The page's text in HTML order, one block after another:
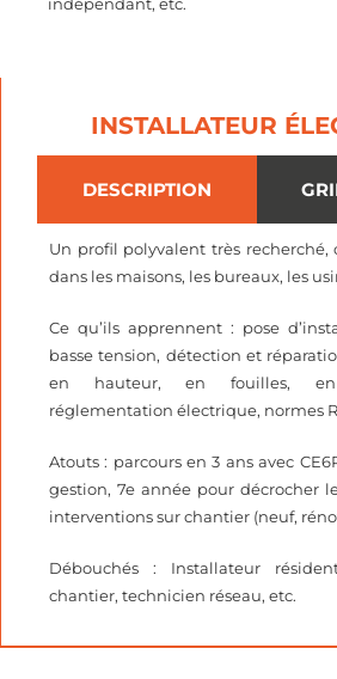
INSTALLATEUR
DESCRIPTION
Un profil polyvalent très recherché,
dans les maisons, les bureaux, les
Ce qu’ils apprennent : pose
basse tension, détection et
en hauteur, en fouilles,
réglementation électrique, normes
Atouts : parcours en 3 ans avec
gestion, 7e année pour décrocher
interventions sur chantier (neuf,
Débouchés : Installateur
chantier, technicien réseau, etc.